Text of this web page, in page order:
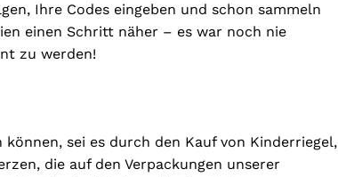
Ihre Codes eingeben und schon sammeln
einen Schritt näher – es war noch nie
zu werden!
sei es durch den Kauf von Kinderriegel,
die auf den Verpackungen unserer